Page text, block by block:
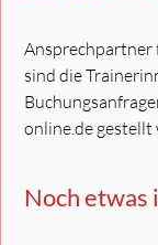
Ansprechpartner
sind die
online.de gestellt
Noch etwas